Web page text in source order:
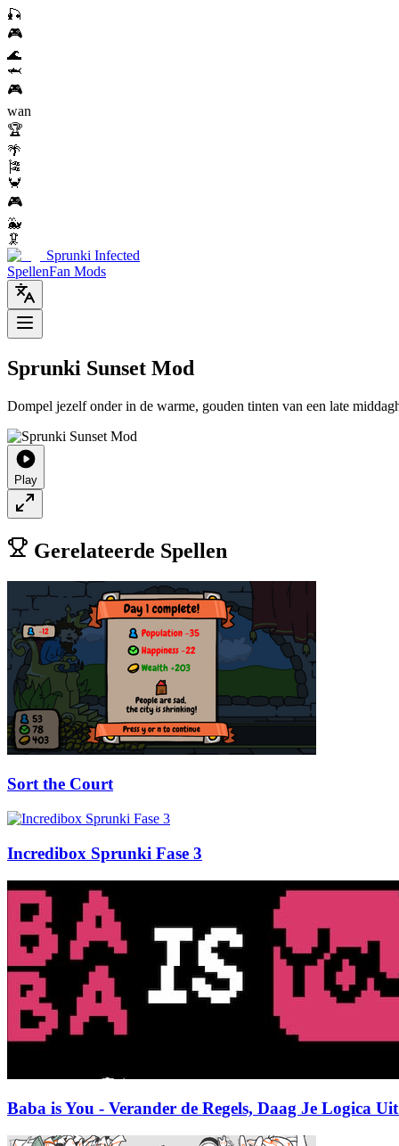
🎣
🎮
🌊
🦈
🎮
wan
🏆
🌴
🎏
🦀
🎮
🐳
🦑
Sprunki Infected
SpellenFan Mods
Sprunki Sunset Mod
Dompel jezelf onder in de warme, gouden tinten van een late
Play
Gerelateerde Spellen
Sort the Court
Incredibox Sprunki Fase 3
Baba is You - Verander de Regels, Daag Je Logica